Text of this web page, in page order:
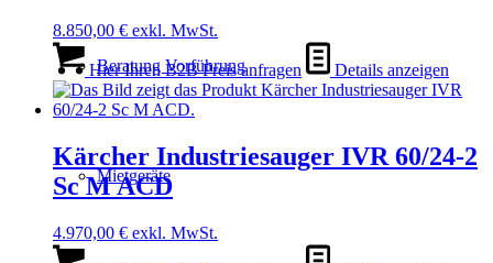
Beratung Vorführung
Mietgeräte
8.850,00 € exkl. MwSt.
Hier Ihren B2B Preis anfragen Details anzeigen
Kärcher Industriesauger IVR 60/24-2
Sc M ACD
4.970,00 € exkl. MwSt.